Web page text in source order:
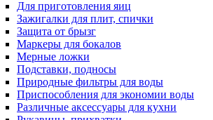
Для приготовления яиц
Зажигалки для плит, спички
Защита от брызг
Маркеры для бокалов
Мерные ложки
Подставки, подносы
Природные фильтры для воды
Приспособления для экономии воды
Различные аксессуары для кухни